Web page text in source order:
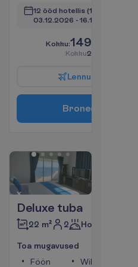
12 ööd hotellis (14 ööd kokku)
03.12.2026 - 16.12.2026
Kokku:1499.00
Kokku2998.00
Lennu
Bronee
Deluxe tuba
22 m² 2 Hommikusöök
Toa mugavused
Föön
WiFi